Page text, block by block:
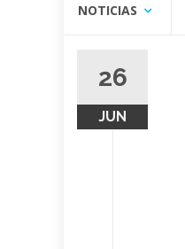
NOTICIAS
26
JUN